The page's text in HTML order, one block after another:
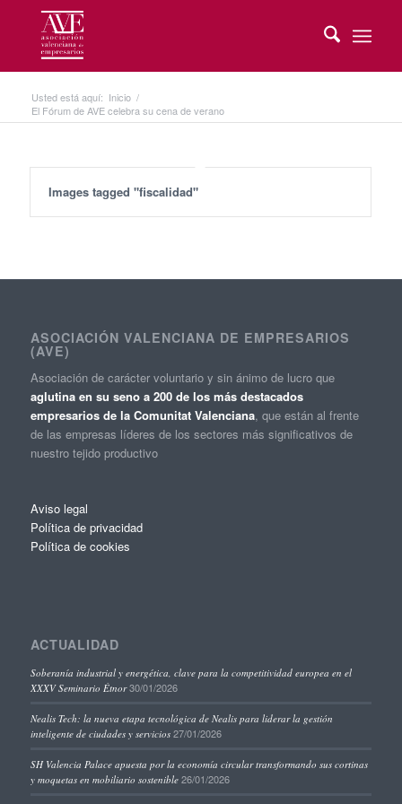
Usted está aquí: Inicio /
El Fórum de AVE celebra su cena de verano
Images tagged "fiscalidad"
ASOCIACIÓN VALENCIANA DE EMPRESARIOS
(AVE)
Asociación de carácter voluntario y sin ánimo de lucro que
aglutina en su seno a 200 de los más destacados
empresarios de la Comunitat Valenciana, que están al frente
de las empresas líderes de los sectores más significativos de
nuestro tejido productivo
Aviso legal
Política de privacidad
Política de cookies
ACTUALIDAD
Soberanía industrial y energética, clave para la competitividad europea en el
XXXV Seminario Étnor 30/01/2026
Nealis Tech: la nueva etapa tecnológica de Nealis para liderar la gestión
inteligente de ciudades y servicios 27/01/2026
SH Valencia Palace apuesta por la economía circular transformando sus cortinas
y moquetas en mobiliario sostenible 26/01/2026